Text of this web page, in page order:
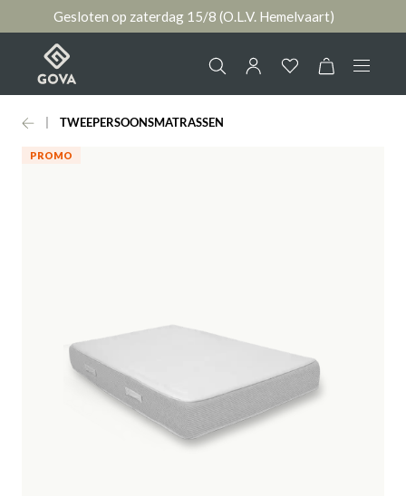
Gesloten op zaterdag 15/8 (O.L.V. Hemelvaart)
Collectie
Contact
TWEEPERSOONSMATRASSEN
PROMO